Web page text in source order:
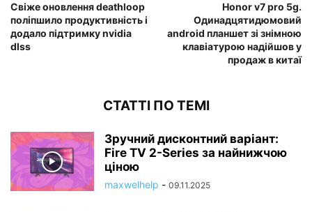
Свіже оновлення deathloop
поліпшило продуктивність і
додало підтримку nvidia
dlss
Honor v7 pro 5g.
Одинадцятидюмовий
android планшет зі знімною
клавіатурою надійшов у
продаж в китаї
СТАТТІ ПО ТЕМІ
Зручний дисконтний варіант:
Fire TV 2-Series за найнижчою
ціною
maxwelhelp - 09.11.2025